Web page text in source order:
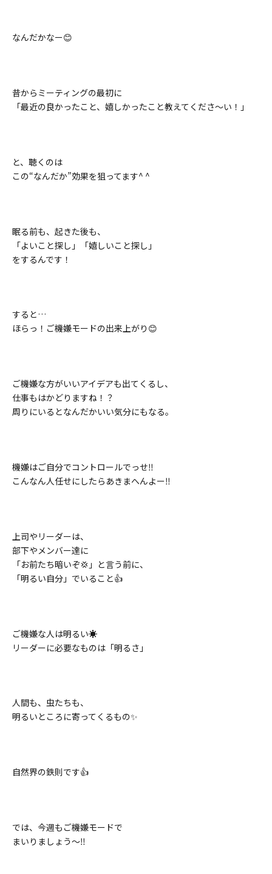
なんだかなー😊
昔からミーティングの最初に
「最近の良かったこと、嬉しかったこと教えてくださ〜い！」
と、聴くのは
この“なんだか”効果を狙ってます^ ^
眠る前も、起きた後も、
「よいこと探し」「嬉しいこと探し」
をするんです！
すると…
ほらっ！ご機嫌モードの出来上がり😊
ご機嫌な方がいいアイデアも出てくるし、
仕事もはかどりますね！？
周りにいるとなんだかいい気分にもなる。
機嫌はご自分でコントロールでっせ‼️
こんなん人任せにしたらあきまへんよー‼️
上司やリーダーは、
部下やメンバー達に
「お前たち暗いぞ💢」と言う前に、
「明るい自分」でいること👍
ご機嫌な人は明るい☀️
リーダーに必要なものは「明るさ」
人間も、虫たちも、
明るいところに寄ってくるもの✨
自然界の鉄則です👍
では、今週もご機嫌モードで
まいりましょう〜‼️